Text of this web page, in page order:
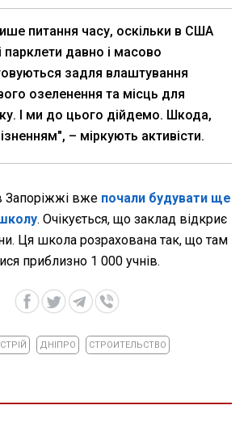
питання часу, оскільки в США
парклети давно і масово
задля влаштування
озеленення та місць для
І ми до цього дійдемо. Шкода,
– міркують активісти.
Запоріжжі вже почали будувати ще
. Очікується, що заклад відкриє
Ця школа розрахована так, що там
приблизно 1 000 учнів.
ДНІПРО СТРОИТЕЛЬСТВО